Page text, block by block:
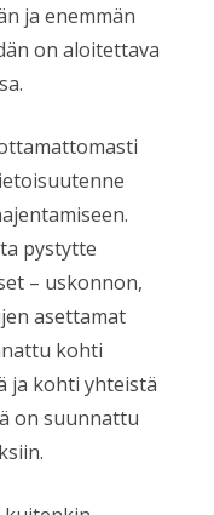
ja enemmän
on aloitettava
pystytte
– uskonnon,
asettamat
kohti
ja kohti yhteistä
on suunnattu